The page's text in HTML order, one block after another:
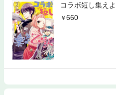
コラボ短し集え
660